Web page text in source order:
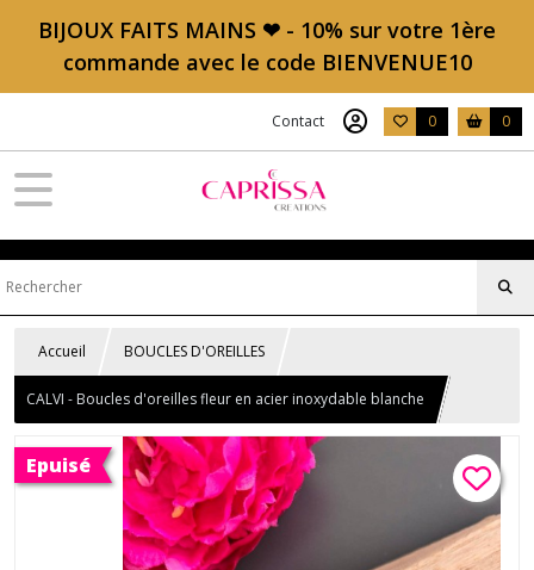
BIJOUX FAITS MAINS ❤ - 10% sur votre 1ère
commande avec le code BIENVENUE10
Contact 0 0
Accueil BOUCLES D'OREILLES
CALVI - Boucles d'oreilles fleur en acier inoxydable blanche
Epuisé